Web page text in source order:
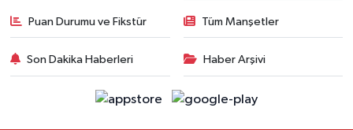
Puan Durumu ve Fikstür Tüm Manşetler
Son Dakika Haberleri Haber Arşivi